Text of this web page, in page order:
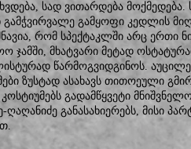
სად ვითარდება
გამჭვირვალე გამყოფი კედლის
რომ სპექტაკლში არც ერთი
ჯამში, მხატვარი მეტად
წარმოგვიდგინოს.
ზუსტად ასახავს თითოეული
კოსტიუმებს გადამწყვეტი
ღაღანიძე განასახიერებს, მისი